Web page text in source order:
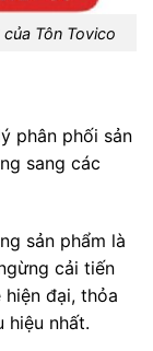
Tôn Tovico
phân phối sản
sang các
sản phẩm là
cải tiến
đại, thỏa
hiệu nhất.